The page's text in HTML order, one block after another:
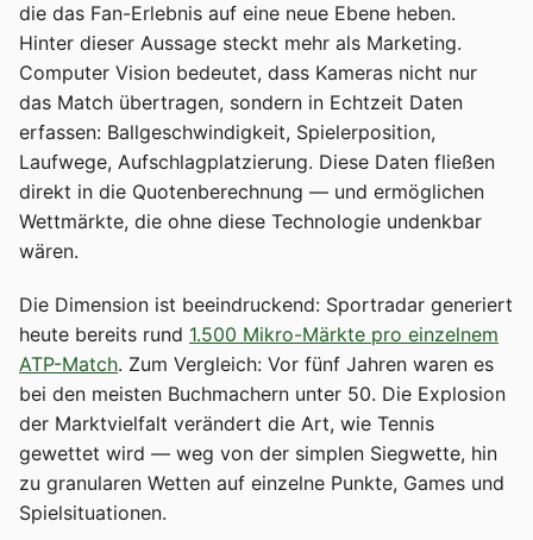
die das Fan-Erlebnis auf eine neue Ebene heben.
Hinter dieser Aussage steckt mehr als Marketing.
Computer Vision bedeutet, dass Kameras nicht nur
das Match übertragen, sondern in Echtzeit Daten
erfassen: Ballgeschwindigkeit, Spielerposition,
Laufwege, Aufschlagplatzierung. Diese Daten fließen
direkt in die Quotenberechnung — und ermöglichen
Wettmärkte, die ohne diese Technologie undenkbar
wären.
Die Dimension ist beeindruckend: Sportradar generiert
heute bereits rund 1.500 Mikro-Märkte pro einzelnem
ATP-Match. Zum Vergleich: Vor fünf Jahren waren es
bei den meisten Buchmachern unter 50. Die Explosion
der Marktvielfalt verändert die Art, wie Tennis
gewettet wird — weg von der simplen Siegwette, hin
zu granularen Wetten auf einzelne Punkte, Games und
Spielsituationen.